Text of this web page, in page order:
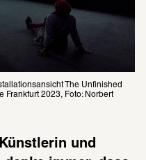
The Unfinished
Frankfurt 2023, Foto: Norbert
und